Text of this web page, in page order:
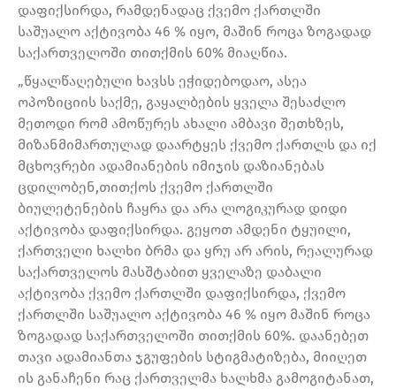
დაფიქსირდა, რამდენადაც ქვემო ქართლში
საშუალო აქტივობა 46 % იყო, მაშინ როცა ზოგადად
საქართველოში თითქმის 60% მიაღწია.
„წყალწაღებული ხავსს ეჭიდებოდაო, ასეა
ოპოზიციის საქმე, გაყალბების ყველა შესაძლო
მეთოდი რომ ამოწურეს ახალი ამბავი შეთხზეს,
მიზანმიმართულად დაარტყეს ქვემო ქართლს და იქ
მცხოვრები ადამიანების იმიჯის დაზიანებას
ცდილობენ,თითქოს ქვემო ქართლში
ბიულეტენების ჩაყრა და არა ლოგიკურად დიდი
აქტივობა დაფიქსირდა. გეყოთ ამდენი ტყუილი,
ქართველი ხალხი ბრმა და ყრუ არ არის, რეალურად
საქართველოს მასშტაბით ყველაზე დაბალი
აქტივობა ქვემო ქართლში დაფიქსირდა, ქვემო
ქართლში საშუალო აქტივობა 46 % იყო მაშინ როცა
ზოგადად საქართველოში თითქმის 60%. დაანებეთ
თავი ადამიანთა ჯგუფების სტიგმატიზება, მიიღეთ
ის განაჩენი რაც ქართველმა ხალხმა გამოგიტანათ,